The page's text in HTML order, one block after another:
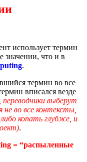
использует термин
значении, что и в
.
термин во все
вписался везде
выберут
во все контексты,
копать глубже, и
.
= “распыленные